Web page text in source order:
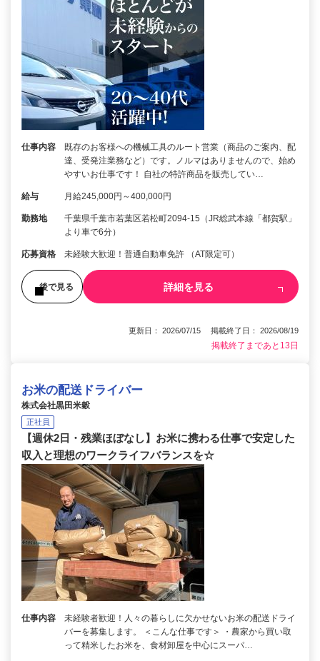
仕事内容
既存のお客様への機械工具のルート営業（商品のご案内、配
達、受発注業務など）です。ノルマはありませんので、始め
やすいお仕事です！ 自社の特許商品を販売してい…
給与 月給245,000円～400,000円
勤務地
千葉県千葉市若葉区若松町2094-15（JR総武本線「都賀駅」
より車で6分）
応募資格 未経験大歓迎！普通自動車免許 （AT限定可）
後で見る 詳細を見る
更新日： 2026/07/15 掲載終了日： 2026/08/19
掲載終了まであと13日
お米の配送ドライバー
株式会社黒田米穀
正社員
【週休2日・残業ほぼなし】お米に携わる仕事で安定した
収入と理想のワークライフバランスを☆
仕事内容
未経験者歓迎！人々の暮らしに欠かせないお米の配送ドライ
バーを募集します。 ＜こんな仕事です＞ ・農家から買い取
って精米したお米を、食材卸屋を中心にスーパ…